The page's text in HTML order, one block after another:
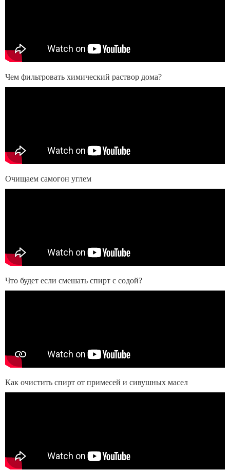
Чем фильтровать химический раствор дома?
Очищаем самогон углем
Что будет если смешать спирт с содой?
Как очистить спирт от примесей и сивушных масел